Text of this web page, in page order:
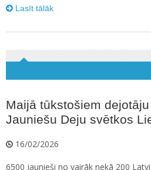
Lasīt tālāk
Maijā tūkstošiem
Jauniešu Deju svētkos
16/02/2026
6500 jaunieši no vairāk nekā 200